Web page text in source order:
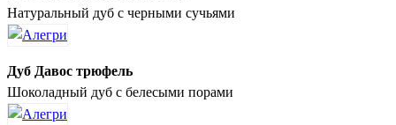
Натуральный дуб с черными сучьями
Дуб Давос трюфель
Шоколадный дуб с белесыми порами